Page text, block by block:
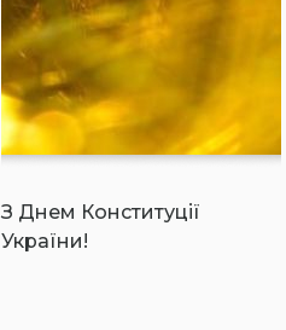
З Днем Конституції
України!